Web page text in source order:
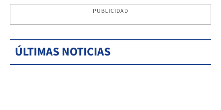
PUBLICIDAD
ÚLTIMAS NOTICIAS